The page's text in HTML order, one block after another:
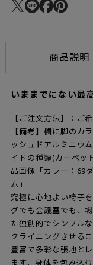
商品説明
いままでにない最
【ご注文方法】：ご
【備考】欄に脚のカ
ッシュドアルミニウ
イドの種類(カーペッ
品画像「カラー：69
ム」
究極に心地よい椅子
グでも会議室でも、
た独創的でシンプル
クライニングさせる
豊富で多彩な張地と
ます。身体を包み込